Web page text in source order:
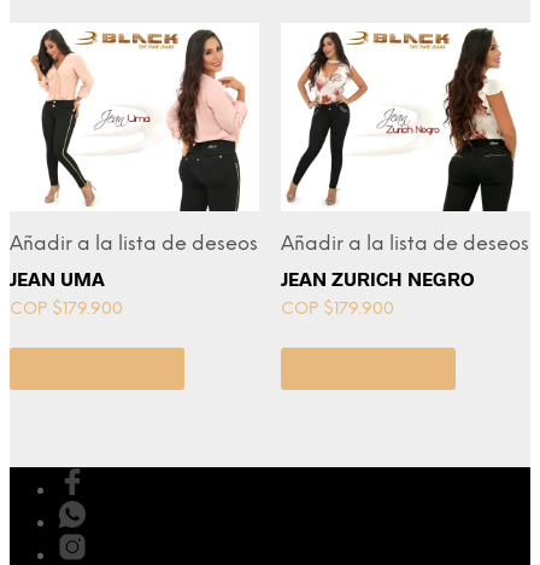
Añadir a la lista de deseos
JEAN UMA
COP $179.900
Añadir a la lista de deseos
JEAN ZURICH NEGRO
COP $179.900